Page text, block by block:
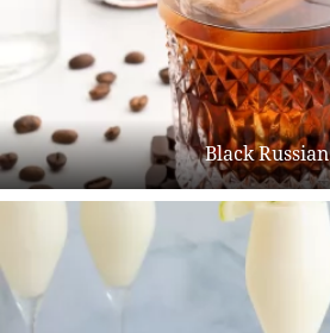
Black Russian